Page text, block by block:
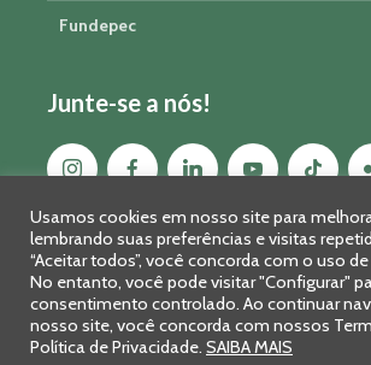
Fundepec
Junte-se a nós!
Sistema FAEP/SENAR-PR © 2026 · R. Marechal
Usamos cookies em nosso site para
lembrando suas preferências e visitas
“Aceitar todos”, você concorda com o uso
No entanto, você pode visitar "Configurar"
consentimento controlado. Ao continuar
nosso site, você concorda com nossos
Política de Privacidade. SAIBA MAIS